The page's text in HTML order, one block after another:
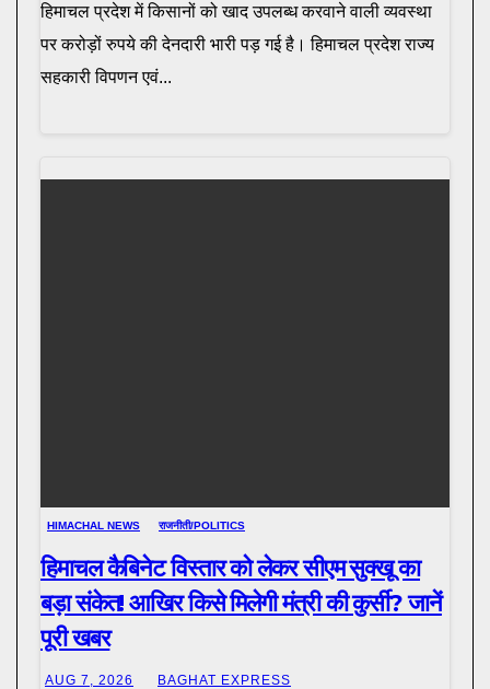
हिमाचल प्रदेश में किसानों को खाद उपलब्ध करवाने वाली व्यवस्था
पर करोड़ों रुपये की देनदारी भारी पड़ गई है। हिमाचल प्रदेश राज्य
सहकारी विपणन एवं...
HIMACHAL NEWS राजनीती/POLITICS
हिमाचल कैबिनेट विस्तार को लेकर सीएम सुक्खू का
बड़ा संकेत! आखिर किसे मिलेगी मंत्री की कुर्सी? जानें
पूरी खबर
AUG 7, 2026 BAGHAT EXPRESS